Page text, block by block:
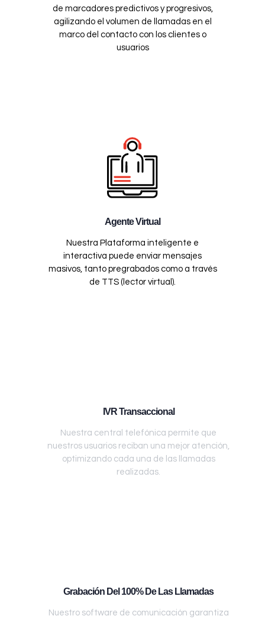
de marcadores predictivos y progresivos,
agilizando el volumen de llamadas en el
marco del contacto con los clientes o
usuarios
Agente Virtual
Nuestra Plataforma inteligente e
interactiva puede enviar mensajes
masivos, tanto pregrabados como a través
de TTS (lector virtual).
IVR Transaccional
Nuestra central telefónica permite que
nuestros usuarios reciban una mejor atención,
optimizando cada una de las llamadas
realizadas.
Grabación Del 100% De Las Llamadas
Nuestro software de comunicación garantiza